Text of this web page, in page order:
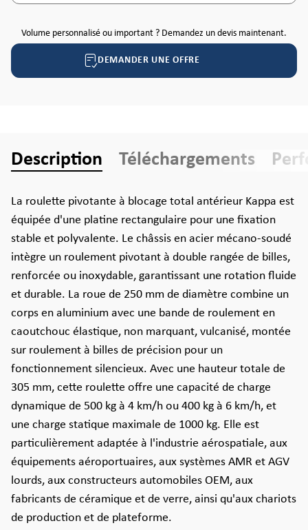
Volume personnalisé ou important ? Demandez un devis maintenant.
DEMANDER UNE OFFRE
Description Téléchargements
La roulette pivotante à blocage total antérieur Kappa est
équipée d'une platine rectangulaire pour une fixation
stable et polyvalente. Le châssis en acier mécano-soudé
intègre un roulement pivotant à double rangée de billes,
renforcée ou inoxydable, garantissant une rotation fluide
et durable. La roue de 250 mm de diamètre combine un
corps en aluminium avec une bande de roulement en
caoutchouc élastique, non marquant, vulcanisé, montée
sur roulement à billes de précision pour un
fonctionnement silencieux. Avec une hauteur totale de
305 mm, cette roulette offre une capacité de charge
dynamique de 500 kg à 4 km/h ou 400 kg à 6 km/h, et
une charge statique maximale de 1000 kg. Elle est
particulièrement adaptée à l'industrie aérospatiale, aux
équipements aéroportuaires, aux systèmes AMR et AGV
lourds, aux constructeurs automobiles OEM, aux
fabricants de céramique et de verre, ainsi qu'aux chariots
de production et de plateforme.